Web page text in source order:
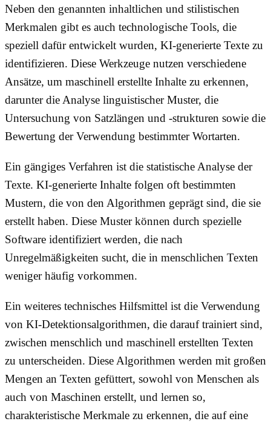
Neben den genannten inhaltlichen und stilistischen
Merkmalen gibt es auch technologische Tools, die
speziell dafür entwickelt wurden, KI-generierte Texte zu
identifizieren. Diese Werkzeuge nutzen verschiedene
Ansätze, um maschinell erstellte Inhalte zu erkennen,
darunter die Analyse linguistischer Muster, die
Untersuchung von Satzlängen und -strukturen sowie die
Bewertung der Verwendung bestimmter Wortarten.
Ein gängiges Verfahren ist die statistische Analyse der
Texte. KI-generierte Inhalte folgen oft bestimmten
Mustern, die von den Algorithmen geprägt sind, die sie
erstellt haben. Diese Muster können durch spezielle
Software identifiziert werden, die nach
Unregelmäßigkeiten sucht, die in menschlichen Texten
weniger häufig vorkommen.
Ein weiteres technisches Hilfsmittel ist die Verwendung
von KI-Detektionsalgorithmen, die darauf trainiert sind,
zwischen menschlich und maschinell erstellten Texten
zu unterscheiden. Diese Algorithmen werden mit großen
Mengen an Texten gefüttert, sowohl von Menschen als
auch von Maschinen erstellt, und lernen so,
charakteristische Merkmale zu erkennen, die auf eine